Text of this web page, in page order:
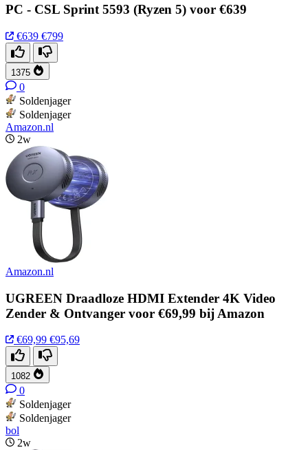
PC - CSL Sprint 5593 (Ryzen 5) voor €639
€639 €799
1375
0
Soldenjager
Soldenjager
Amazon.nl
2w
Amazon.nl
UGREEN Draadloze HDMI Extender 4K Video
Zender & Ontvanger voor €69,99 bij Amazon
€69,99 €95,69
1082
0
Soldenjager
Soldenjager
bol
2w